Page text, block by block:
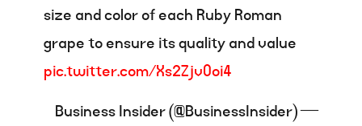
size and color of each Ruby Roman
grape to ensure its quality and value
pic.twitter.com/Xs2ZjvOoi4
— Business Insider (@BusinessInsider)